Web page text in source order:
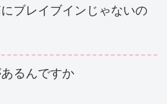
ブレイブインじゃないの
るんですか